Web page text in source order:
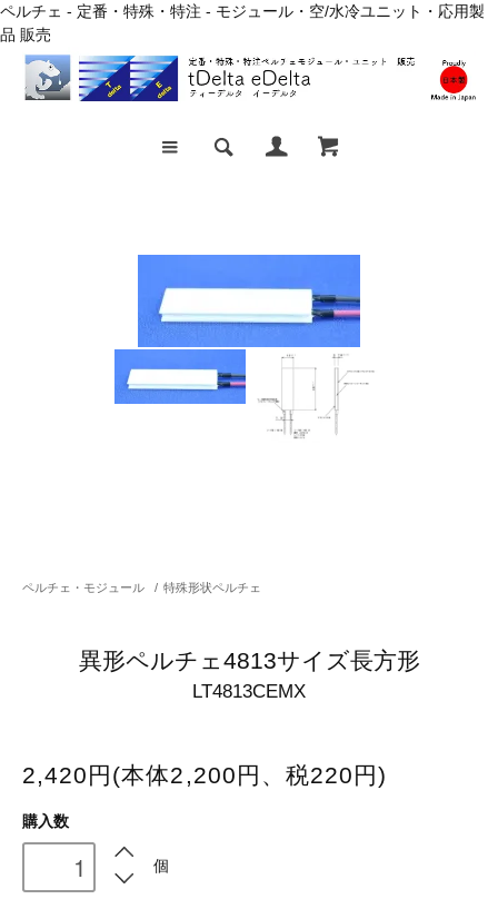
ペルチェ - 定番・特殊・特注 - モジュール・空/水冷ユニット・応用製
品 販売
ペルチェ・モジュール / 特殊形状ペルチェ
異形ペルチェ4813サイズ長方形
LT4813CEMX
2,420円(本体2,200円、税220円)
購入数
個